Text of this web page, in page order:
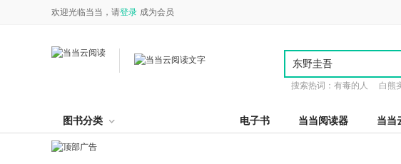
欢迎光临当当，请登录 成为会员
搜索热词： 有毒的人 白熊
图书分类 电子书 当当阅读器 当当